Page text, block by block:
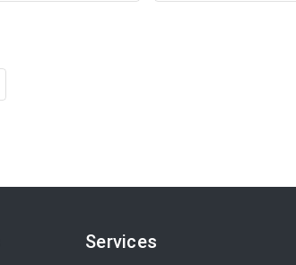
Services